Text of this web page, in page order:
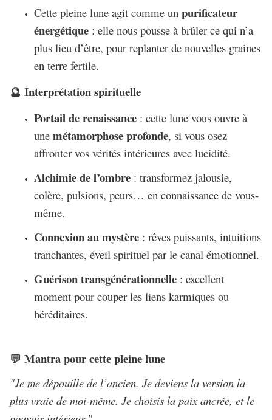
Cette pleine lune agit comme un purificateur
énergétique : elle nous pousse à brûler ce qui n’a
plus lieu d’être, pour replanter de nouvelles graines
en terre fertile.
🔮 Interprétation spirituelle
Portail de renaissance : cette lune vous ouvre à
une métamorphose profonde, si vous osez
affronter vos vérités intérieures avec lucidité.
Alchimie de l’ombre : transformez jalousie,
colère, pulsions, peurs… en connaissance de vous-
même.
Connexion au mystère : rêves puissants, intuitions
tranchantes, éveil spirituel par le canal émotionnel.
Guérison transgénérationnelle : excellent
moment pour couper les liens karmiques ou
héréditaires.
💬 Mantra pour cette pleine lune
"Je me dépouille de l’ancien. Je deviens la version la
plus vraie de moi-même. Je choisis la paix ancrée, et le